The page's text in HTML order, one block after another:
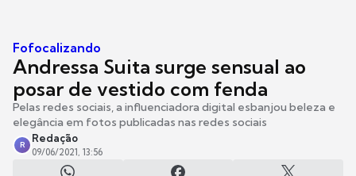
Fofocalizando
Andressa Suita surge sensual ao
posar de vestido com fenda
Pelas redes sociais, a influenciadora digital esbanjou beleza e
elegância em fotos publicadas nas redes sociais
R
Redação
09/06/2021, 13:56